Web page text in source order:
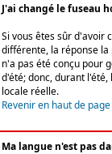
J'ai changé le fuseau
Si vous êtes sûr d'avoir
différente, la réponse
n'a pas été conçu pour
d'été; donc, durant
locale réelle.
Revenir en haut de page
Ma langue n'est pas